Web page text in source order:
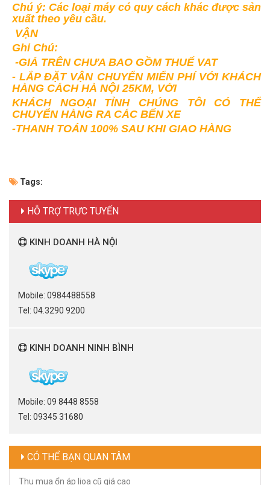
Chú ý: Các loại máy có quy cách khác được sản
xuất theo yêu cầu.
VẬN
Ghi Chú:
-GIÁ TRÊN CHƯA BAO GỒM THUẾ VAT
- LẮP ĐẶT VẬN CHUYỂN MIỂN PHÍ VỚI KHÁCH
HÀNG CÁCH HÀ NỘI 25KM, VỚI
KHÁCH NGOẠI TỈNH CHÚNG TÔI CÓ THỂ
CHUYỂN HÀNG RA CÁC BẾN XE
-THANH TOÁN 100% SAU KHI GIAO HÀNG
Tags:
HỖ TRỢ TRỰC TUYẾN
KINH DOANH HÀ NỘI
Mobile: 0984488558
Tel: 04.3290 9200
KINH DOANH NINH BÌNH
Mobile: 09 8448 8558
Tel: 09345 31680
CÓ THỂ BẠN QUAN TÂM
Thu mua ổn áp lioa cũ giá cao